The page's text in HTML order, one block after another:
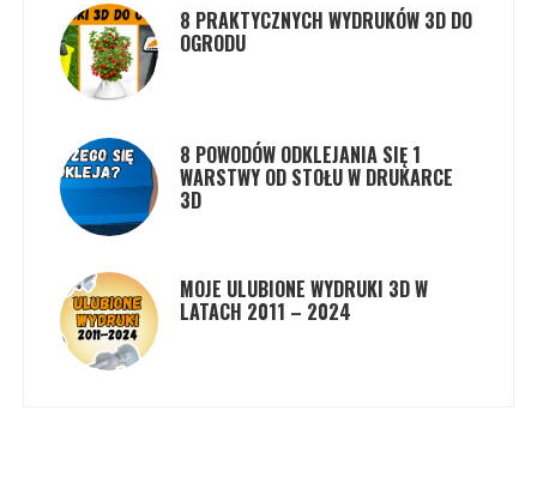
8 PRAKTYCZNYCH WYDRUKÓW 3D DO
OGRODU
8 POWODÓW ODKLEJANIA SIĘ 1
WARSTWY OD STOŁU W DRUKARCE
3D
MOJE ULUBIONE WYDRUKI 3D W
LATACH 2011 – 2024